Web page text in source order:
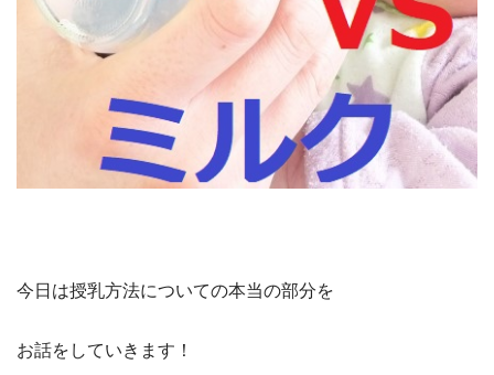
今日は授乳方法についての本当の部分を
お話をしていきます！